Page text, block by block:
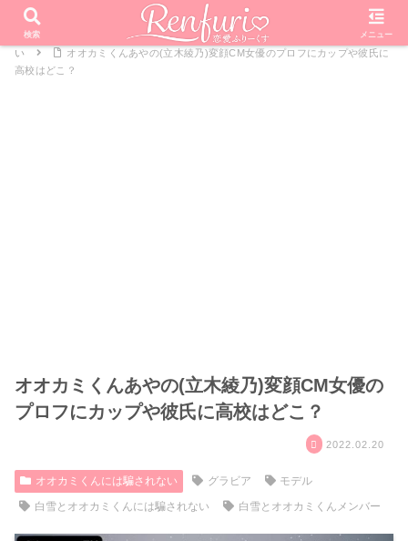
PR
ホーム 恋愛リアリティーショー
オオカミくんには騙されな
い
オオカミくんあやの(立木綾乃)変顔CM女優のプロフにカップや彼氏に
高校はどこ？
オオカミくんあやの(立木綾乃)変顔CM女優の
プロフにカップや彼氏に高校はどこ？
2022.02.20
オオカミくんには騙されない グラビア
モデル
白雪とオオカミくんには騙されない
白雪とオオカミくんメンバー
検索 メニュー